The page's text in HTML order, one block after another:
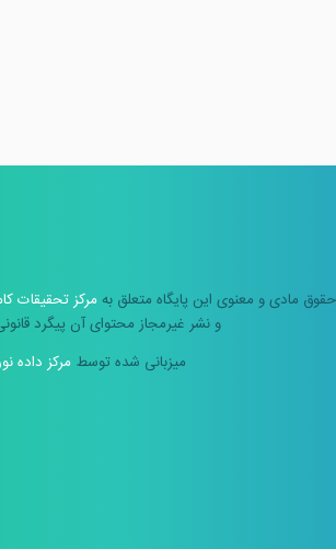
حقوق مادی و معنوی این پایگاه متعلق به مرکز تحقیقات
و نشر غیرمجاز محتوای آن پیگرد
میزبانی شده توسطمرکز داده